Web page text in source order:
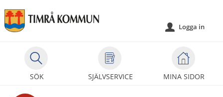
Välkommen
till
självservice
kommun
SÖK SJÄLVSERVICE MINA SIDOR
u Logga in